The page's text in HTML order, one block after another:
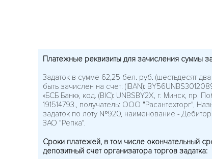
Платежные реквизиты для зачисления суммы
Задаток в сумме 62,25 бел. руб. (шестьдесят
быть зачислен на счет: (IBAN):
«БСБ Банк», код. (BIC): UNBSBY2X, г. Минск, пр.
191514793., получатель: ООО "Расантехторг",
задаток по лоту №920, наименование -
ЗАО "Репка".
Сроки платежей, в том числе окончательный
депозитный счет организатора торгов задатка: